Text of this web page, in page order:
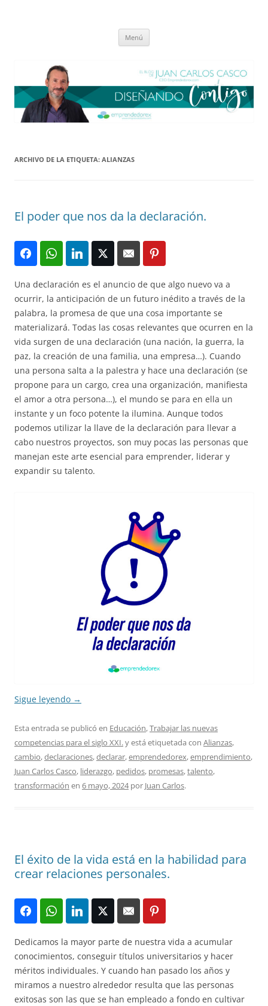
Menú
ARCHIVO DE LA ETIQUETA: ALIANZAS
El poder que nos da la declaración.
Una declaración es el anuncio de que algo nuevo va a
ocurrir, la anticipación de un futuro inédito a través de la
palabra, la promesa de que una cosa importante se
materializará. Todas las cosas relevantes que ocurren en la
vida surgen de una declaración (una nación, la guerra, la
paz, la creación de una familia, una empresa…). Cuando
una persona salta a la palestra y hace una declaración (se
propone para un cargo, crea una organización, manifiesta
el amor a otra persona…), el mundo se para en ella un
instante y un foco potente la ilumina. Aunque todos
podemos utilizar la llave de la declaración para llevar a
cabo nuestros proyectos, son muy pocas las personas que
manejan este arte esencial para emprender, liderar y
expandir su talento.
Sigue leyendo →
Esta entrada se publicó en Educación,Trabajar las nuevas
competencias para el siglo XXI.y está etiquetada con Alianzas,
cambio,declaraciones,declarar,emprendedorex,emprendimiento,
Juan Carlos Casco, liderazgo, pedidos, promesas,talento,
transformación en 6 mayo, 2024por Juan Carlos.
El éxito de la vida está en la habilidad para
crear relaciones personales.
Dedicamos la mayor parte de nuestra vida a acumular
conocimientos, conseguir títulos universitarios y hacer
méritos individuales. Y cuando han pasado los años y
miramos a nuestro alrededor resulta que las personas
exitosas son las que se han empleado a fondo en cultivar